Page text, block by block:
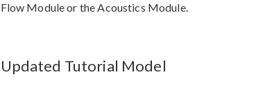
Flow Module or the Acoustics Module.
Updated Tutorial Model